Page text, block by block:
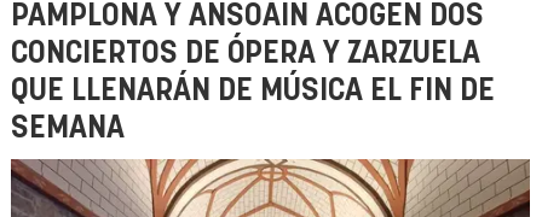
PAMPLONA Y ANSOÁIN ACOGEN DOS
CONCIERTOS DE ÓPERA Y ZARZUELA
QUE LLENARÁN DE MÚSICA EL FIN DE
SEMANA